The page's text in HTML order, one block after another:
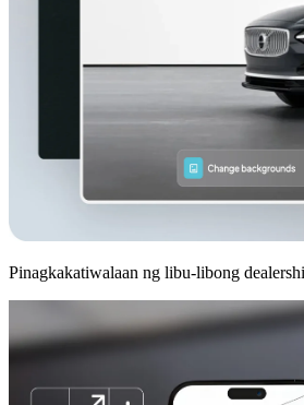
Pinagkakatiwalaan ng libu-libong